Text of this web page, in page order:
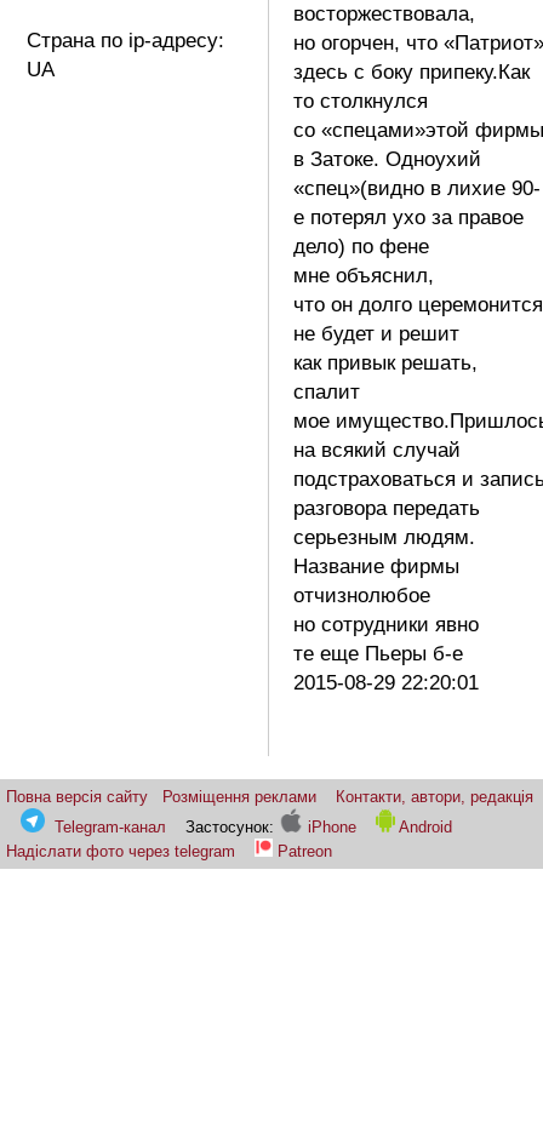
Страна по ip-адресу:
UA
восторжествовала,
но огорчен, что «Патриот»
здесь с боку припеку.Как
то столкнулся
со «спецами»этой фирмы
в Затоке. Одноухий
«спец»(видно в лихие 90-
е потерял ухо за правое
дело) по фене
мне объяснил,
что он долго церемонится
не будет и решит
как привык решать,
спалит
мое
на всякий случай
подстраховаться и
разговора передать
серьезным людям.
Название фирмы
отчизнолюбое
но сотрудники явно
те еще Пьеры б-е
2015-08-29 22:20:01
Повна версія сайту Розміщення реклами
Контакти, автори, редакція
Telegram-канал
Застосунок: iPhone
Android
Надіслати фото через telegram
Patreon